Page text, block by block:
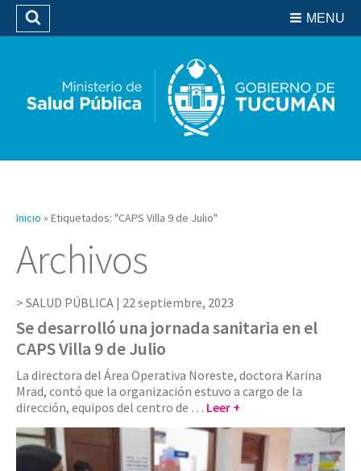
Biblioteca
MENU
Buscar
Inicio » Etiquetados: "CAPS Villa 9 de Julio"
Archivos
SALUD PÚBLICA | 22 septiembre, 2023
Se desarrolló una jornada sanitaria en el
CAPS Villa 9 de Julio
La directora del Área Operativa Noreste, doctora Karina
Mrad, contó que la organización estuvo a cargo de la
dirección, equipos del centro de … Leer +